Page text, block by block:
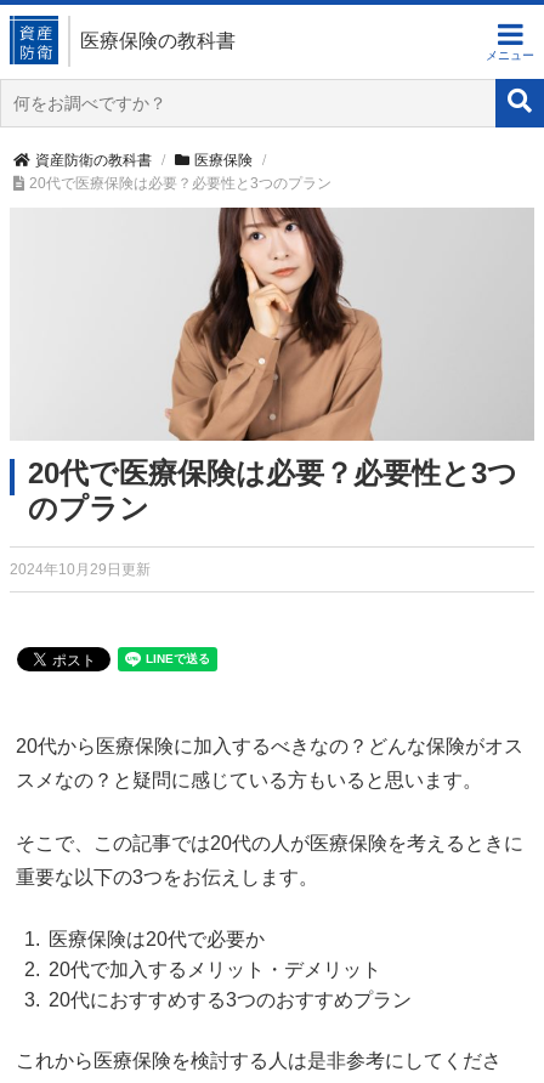
医療保険の教科書
資産防衛の教科書
医療保険
20代で医療保険は必要？必要性と3つのプラン
20代で医療保険は必要？必要性と3つ
のプラン
2024年10月29日更新
20代から医療保険に加入するべきなの？どんな保険がオス
スメなの？と疑問に感じている方もいると思います。
そこで、この記事では20代の人が医療保険を考えるときに
重要な以下の3つをお伝えします。
医療保険は20代で必要か
20代で加入するメリット・デメリット
20代におすすめする3つのおすすめプラン
これから医療保険を検討する人は是非参考にしてくださ